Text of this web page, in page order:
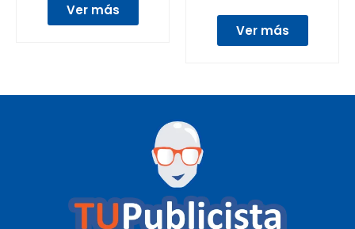
Ver más
Ver más